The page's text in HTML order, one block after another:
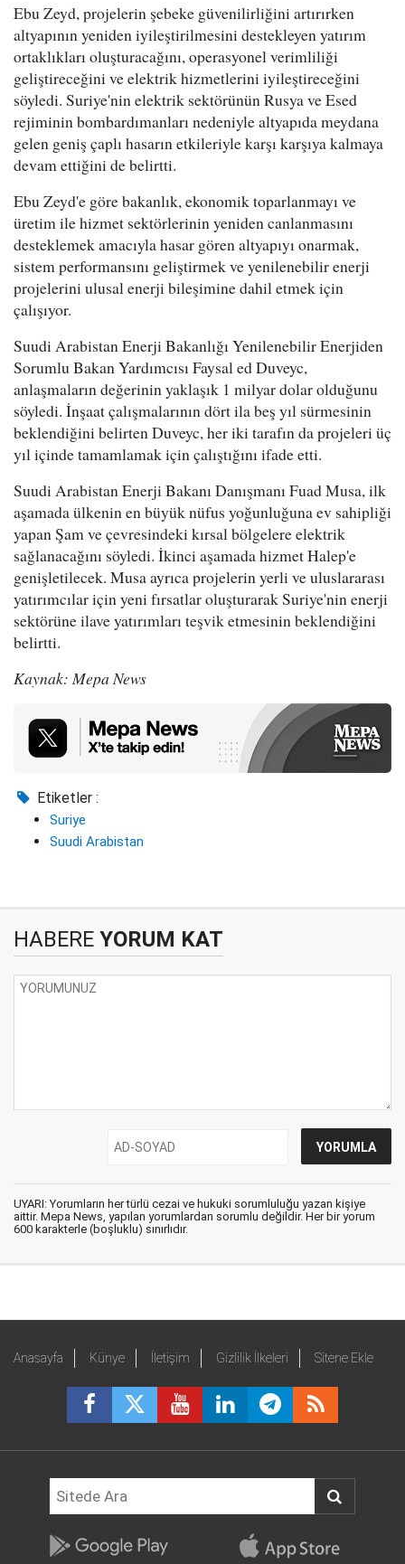
Ebu Zeyd, projelerin şebeke güvenilirliğini artırırken
altyapının yeniden iyileştirilmesini destekleyen yatırım
ortaklıkları oluşturacağını, operasyonel verimliliği
geliştireceğini ve elektrik hizmetlerini iyileştireceğini
söyledi. Suriye'nin elektrik sektörünün Rusya ve Esed
rejiminin bombardımanları nedeniyle altyapıda meydana
gelen geniş çaplı hasarın etkileriyle karşı karşıya kalmaya
devam ettiğini de belirtti.
Ebu Zeyd'e göre bakanlık, ekonomik toparlanmayı ve
üretim ile hizmet sektörlerinin yeniden canlanmasını
desteklemek amacıyla hasar gören altyapıyı onarmak,
sistem performansını geliştirmek ve yenilenebilir enerji
projelerini ulusal enerji bileşimine dahil etmek için
çalışıyor.
Suudi Arabistan Enerji Bakanlığı Yenilenebilir Enerjiden
Sorumlu Bakan Yardımcısı Faysal ed Duveyc,
anlaşmaların değerinin yaklaşık 1 milyar dolar olduğunu
söyledi. İnşaat çalışmalarının dört ila beş yıl sürmesinin
beklendiğini belirten Duveyc, her iki tarafın da projeleri üç
yıl içinde tamamlamak için çalıştığını ifade etti.
Suudi Arabistan Enerji Bakanı Danışmanı Fuad Musa, ilk
aşamada ülkenin en büyük nüfus yoğunluğuna ev sahipliği
yapan Şam ve çevresindeki kırsal bölgelere elektrik
sağlanacağını söyledi. İkinci aşamada hizmet Halep'e
genişletilecek. Musa ayrıca projelerin yerli ve uluslararası
yatırımcılar için yeni fırsatlar oluşturarak Suriye'nin enerji
sektörüne ilave yatırımları teşvik etmesinin beklendiğini
belirtti.
Kaynak: Mepa News
Etiketler :
Suriye
Suudi Arabistan
HABERE YORUM KAT
UYARI: Yorumların her türlü cezai ve hukuki sorumluluğu yazan kişiye
aittir. Mepa News, yapılan yorumlardan sorumlu değildir. Her bir yorum
600 karakterle (boşluklu) sınırlıdır.
Anasayfa Künye İletişim Gizlilik İlkeleri Sitene Ekle